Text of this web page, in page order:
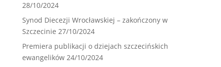
28/10/2024
Synod Diecezji Wrocławskiej – zakończony w
Szczecinie 27/10/2024
Premiera publikacji o dziejach szczecińskich
ewangelików 24/10/2024